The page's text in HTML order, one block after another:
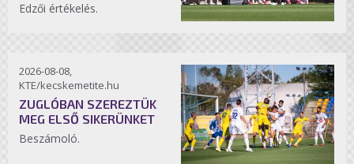
Edzői értékelés.
2026-08-08,
KTE/kecskemetite.hu
ZUGLÓBAN SZEREZTÜK
MEG ELSŐ SIKERÜNKET
Beszámoló.